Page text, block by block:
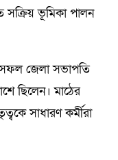
সক্রিয় ভূমিকা পালন
জেলা সভাপতি
ছিলেন। মাঠের
সাধারণ কর্মীরা